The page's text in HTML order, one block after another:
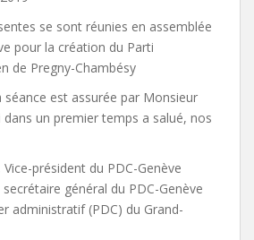
se sont réunies en assemblée
pour la création du Parti
de Pregny-Chambésy
séance est assurée par Monsieur
dans un premier temps a salué, nos
président du PDC-Genève
général du PDC-Genève
administratif (PDC) du Grand-